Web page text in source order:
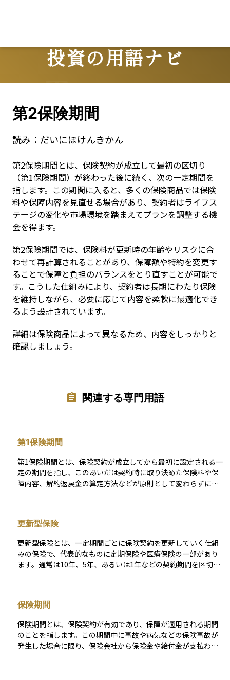
投資の用語ナビ
Terms
第2保険期間
読み： だいにほけんきかん
第2保険期間とは、保険契約が成立して最初の区切り
（第1保険期間）が終わった後に続く、次の一定期間を
指します。この期間に入ると、多くの保険商品では保険
料や保障内容を見直せる場合があり、契約者はライフス
テージの変化や市場環境を踏まえてプランを調整する機
会を得ます。
第2保険期間では、保険料が更新時の年齢やリスクに合
わせて再計算されることがあり、保障額や特約を変更す
ることで保障と負担のバランスをとり直すことが可能で
す。こうした仕組みにより、契約者は長期にわたり保険
を維持しながら、必要に応じて内容を柔軟に最適化でき
るよう設計されています。
詳細は保険商品によって異なるため、内容をしっかりと
確認しましょう。
関連する専門用語
第1保険期間
第1保険期間とは、保険契約が成立してから最初に設定される一
定の期間を指し、このあいだは契約時に取り決めた保険料や保
障内容、解約返戻金の算定方法などが原則として変わらずに適
加・解除などが可能な商品が多く、ライフステージや経済状況
の変化を踏まえて保障を最適化するうえで重要なタイミングと
なります。 詳細は保険商品によって異なるため、内容をしっか
りと確認しましょう。
更新型保険
更新型保険とは、一定期間ごとに保険契約を更新していく仕組
みの保険で、代表的なものに定期保険や医療保険の一部があり
ます。通常は10年、5年、あるいは1年などの契約期間を区切っ
続すると支払額が大きくなる傾向があります。 そのため、若い
うちは割安な保険料で加入できますが、老後の負担増に注意が
必要です。ライフステージや保障の必要性に応じて柔軟に見直
しや乗り換えができるというメリットがあり、短期間の保障を
確保したい人や、若年層にとって選びやすい保険形態のひとつ
保険期間
保険期間とは、保険契約が有効であり、保障が適用される期間
のことを指します。この期間中に事故や病気などの保険事故が
発生した場合に限り、保険会社から保険金や給付金が支払われ